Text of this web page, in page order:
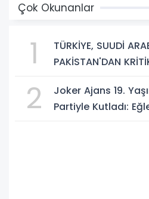
Çok Okunanlar
1
TÜRKİYE, SUUDİ
PAKİSTAN'DAN
2
Joker Ajans 19.
Partiyle Kutladı: